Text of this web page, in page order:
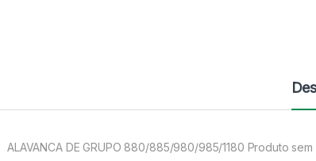
ALAVANCA DE GRUPO 880/885/980/985/1180 Produto